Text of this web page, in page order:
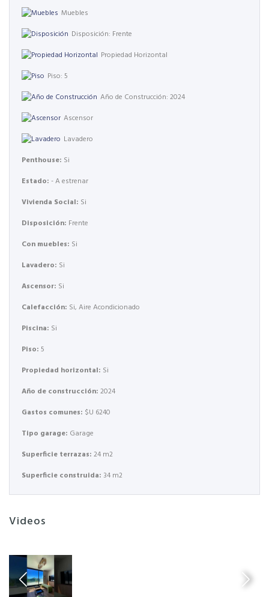
Muebles
Disposición: Frente
Propiedad Horizontal
Piso: 5
Año de Construcción: 2024
Ascensor
Lavadero
Penthouse: Si
Estado: - A estrenar
Vivienda Social: Si
Disposición: Frente
Con muebles: Si
Lavadero: Si
Ascensor: Si
Calefacción: Si, Aire Acondicionado
Piscina: Si
Piso: 5
Propiedad horizontal: Si
Año de construcción: 2024
Gastos comunes: $U 6240
Tipo garage: Garage
Superficie terrazas: 24 m2
Superficie construida: 34 m2
Videos